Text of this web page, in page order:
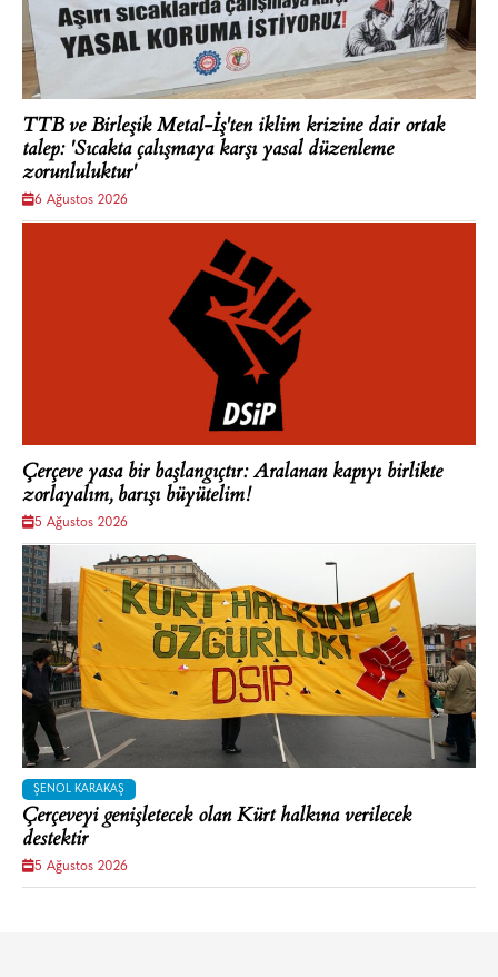
TTB ve Birleşik Metal-İş'ten iklim krizine dair ortak
talep: 'Sıcakta çalışmaya karşı yasal düzenleme
zorunluluktur'
6 Ağustos 2026
Çerçeve yasa bir başlangıçtır: Aralanan kapıyı birlikte
zorlayalım, barışı büyütelim!
5 Ağustos 2026
ŞENOL KARAKAŞ
Çerçeveyi genişletecek olan Kürt halkına verilecek
destektir
5 Ağustos 2026